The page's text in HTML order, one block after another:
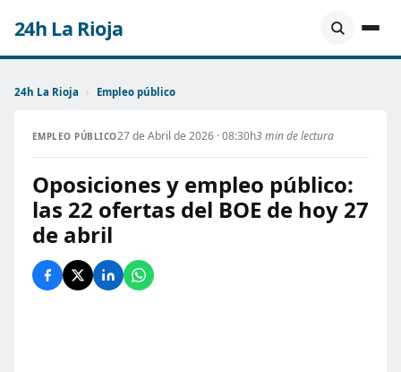
24h La Rioja
24h La Rioja › Empleo público
EMPLEO PÚBLICO27 de Abril de 2026 · 08:30h3 min de lectura
Oposiciones y empleo público:
las 22 ofertas del BOE de hoy 27
de abril